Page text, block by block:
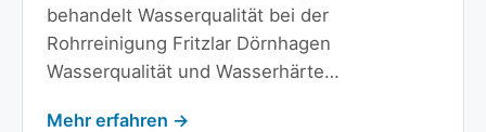
behandelt Wasserqualität bei der
Rohrreinigung Fritzlar Dörnhagen
Wasserqualität und Wasserhärte…
Mehr erfahren →